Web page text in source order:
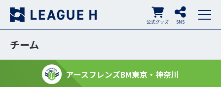
SNS
公式グッズ
チーム
アースフレンズBM東京・神奈川